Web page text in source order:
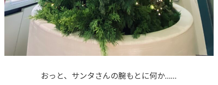
おっと、サンタさんの腕もとに何か……